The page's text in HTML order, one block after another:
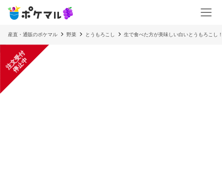
産直・通販のポケマル 野菜 とうもろこし 生で食べた方が美味しい白いとうもろこし
注
文
受
付
停
止
中